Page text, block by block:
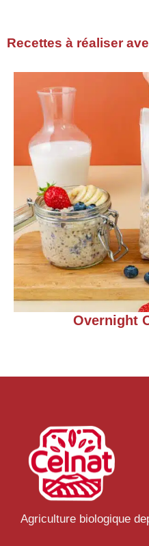
Recettes à réaliser
Overnight
Agriculture biologique